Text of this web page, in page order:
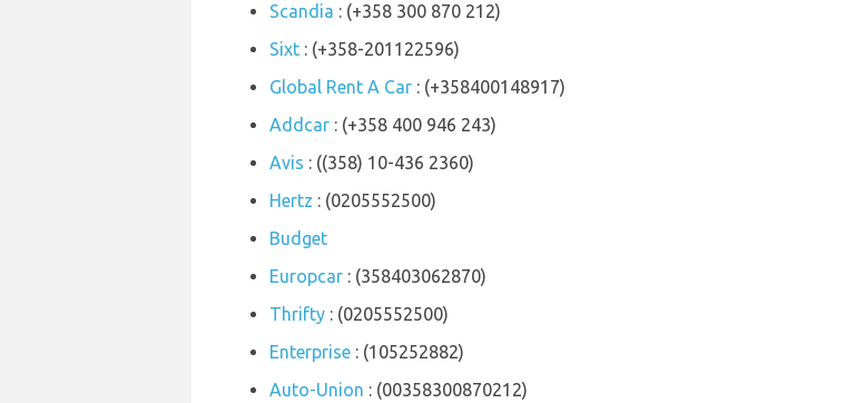
Scandia : (+358 300 870 212)
Sixt : (+358-201122596)
Global Rent A Car : (+358400148917)
Addcar : (+358 400 946 243)
Avis : ((358) 10-436 2360)
Hertz : (0205552500)
Budget
Europcar : (358403062870)
Thrifty : (0205552500)
Enterprise : (105252882)
Auto-Union : (00358300870212)